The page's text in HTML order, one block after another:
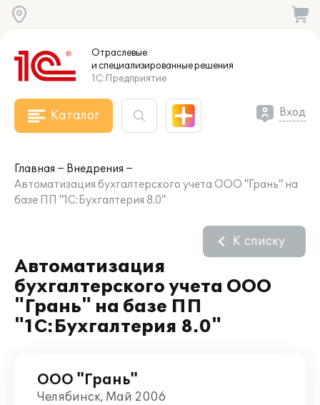
Отраслевые
и специализированныерешения
1С:Предприятие
Каталог Вход
Главная
Внедрения
Автоматизация бухгалтерского учета ООО "Грань" на
базе ПП "1С:Бухгалтерия 8.0"
Автоматизация
бухгалтерского учета ООО
"Грань" на базе ПП
"1С:Бухгалтерия 8.0"
К списку
ООО "Грань"
Челябинск, Май 2006